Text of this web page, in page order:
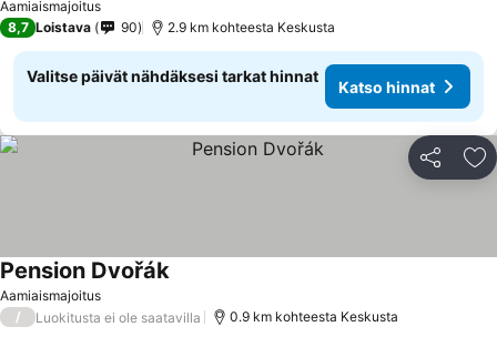
Aamiaismajoitus
8,7 Loistava 90 2.9 km kohteesta Keskusta
Valitse päivät nähdäksesi tarkat hinnat
Katso hinnat
Jaa
Aamiaismajoitus
Pension Dvořák
/ Luokitusta ei ole saatavilla 0.9 km kohteesta Keskusta